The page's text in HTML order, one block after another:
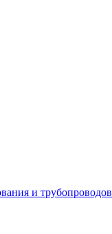
и трубопроводов